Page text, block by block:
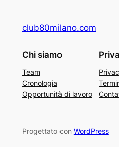
club80milano.com
Chi siamo
Team
Cronologia
Opportunità di lavoro
Progettato con WordPress